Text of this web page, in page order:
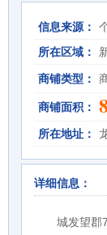
信息来源：
所在区域：
商铺类型：
商铺面积：
所在地址：
详细信息：
城发望郡